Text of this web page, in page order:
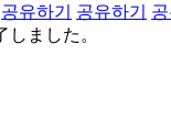
공유하기 공유하기
공
しました。